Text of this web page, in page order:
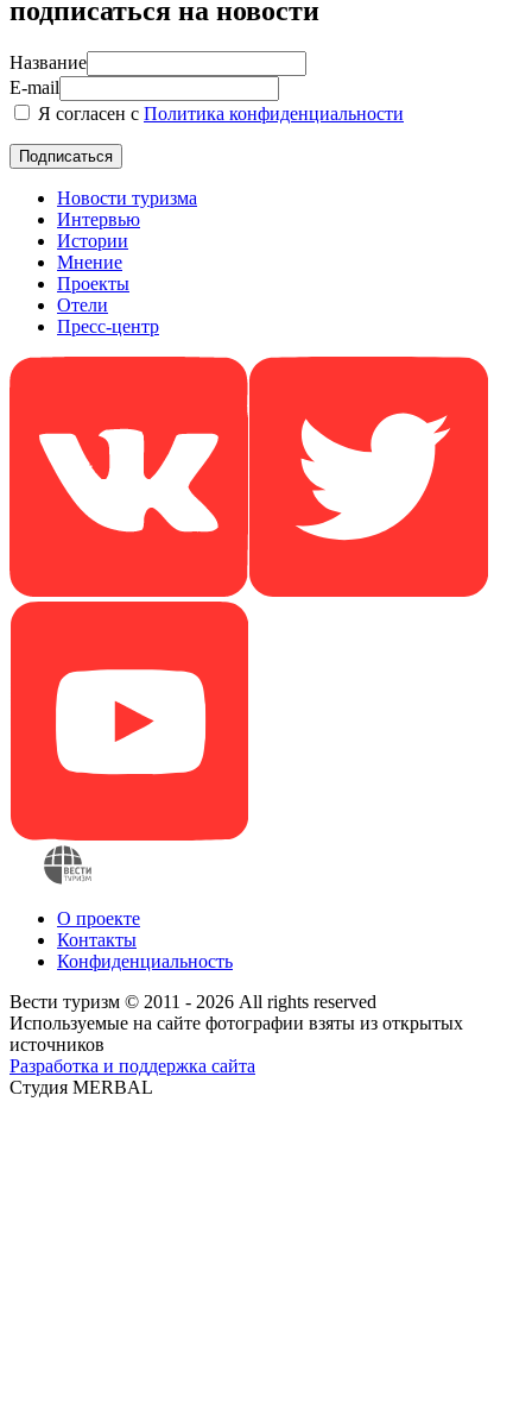
подписаться на новости
Название
E-mail
Я согласен с Политика конфиденциальности
Новости туризма
Интервью
Истории
Мнение
Проекты
Отели
Пресс-центр
О проекте
Контакты
Конфиденциальность
Вести туризм © 2011 - 2026 All rights reserved
Используемые на сайте фотографии взяты из открытых
источников
Разработка и поддержка сайта
Студия MERBAL